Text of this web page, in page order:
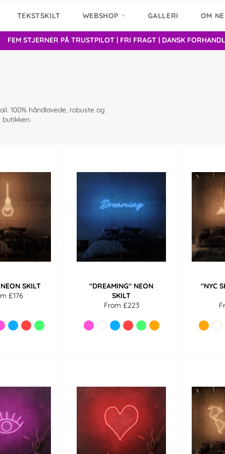
TEKSTSKILT WEBSHOP GALLERI OM
FEM STJERNER PÅ TRUSTPILOT | FRI FRAGT | DANSK
100% håndlavede, robuste og
SKILT
£176
"DREAMING" NEON
SKILT
From £223
"NYC